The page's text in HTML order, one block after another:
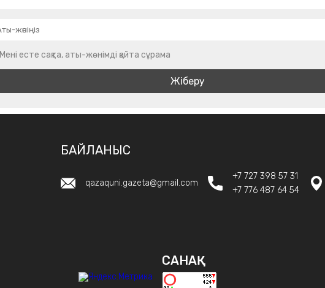
Мені есте сақта, аты-жөнімді қайта сұрама
БАЙЛАНЫС
qazaquni.gazeta@gmail.com
+7 727 398 57 31
+7 776 487 64 54
САНАҚ